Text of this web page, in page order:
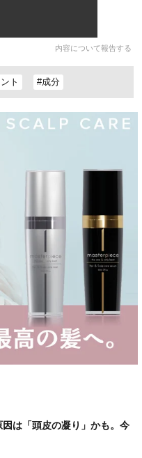
内容について報告する
ト #成分
は「頭皮の凝り」かも。今